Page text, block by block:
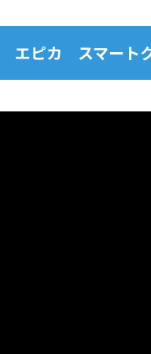
エピカ スマート